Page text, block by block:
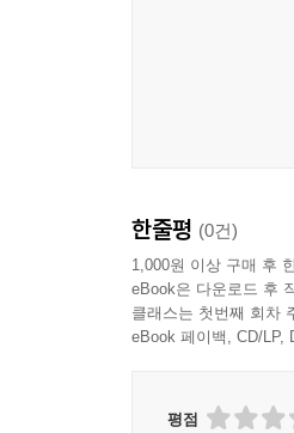
한줄평 (0건)
1,000원 이상 구매 후
eBook은 다운로드 후
클래스는 첫번째 회차
eBook 페이백, CD/LP,
평점